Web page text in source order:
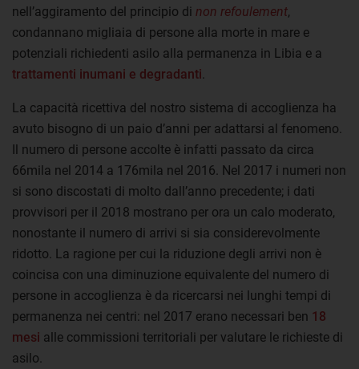
nell’aggiramento del principio di non refoulement,
condannano migliaia di persone alla morte in mare e
potenziali richiedenti asilo alla permanenza in Libia e a
trattamenti inumani e degradanti.
La capacità ricettiva del nostro sistema di accoglienza ha
avuto bisogno di un paio d’anni per adattarsi al fenomeno.
Il numero di persone accolte è infatti passato da circa
66mila nel 2014 a 176mila nel 2016. Nel 2017 i numeri non
si sono discostati di molto dall’anno precedente; i dati
provvisori per il 2018 mostrano per ora un calo moderato,
nonostante il numero di arrivi si sia considerevolmente
ridotto. La ragione per cui la riduzione degli arrivi non è
coincisa con una diminuzione equivalente del numero di
persone in accoglienza è da ricercarsi nei lunghi tempi di
permanenza nei centri: nel 2017 erano necessari ben 18
mesi alle commissioni territoriali per valutare le richieste di
asilo.